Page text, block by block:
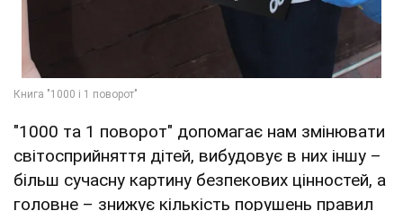
"1000 та 1 поворот" допомагає нам змінювати
світосприйняття дітей, вибудовує в них іншу –
більш сучасну картину безпекових цінностей, а
головне – знижує кількість порушень правил